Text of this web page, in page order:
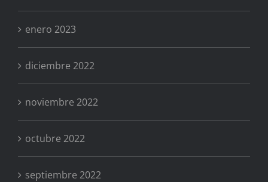
enero 2023
diciembre 2022
noviembre 2022
octubre 2022
septiembre 2022